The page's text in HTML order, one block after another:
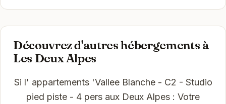
Découvrez d'autres hébergements à
Les Deux Alpes
Si l' appartements 'Vallee Blanche - C2 - Studio
pied piste - 4 pers aux Deux Alpes : Votre